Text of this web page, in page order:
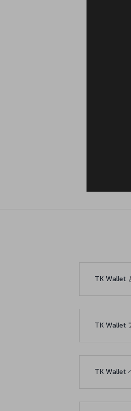
TK Wallet
TK Wallet
TK Wallet